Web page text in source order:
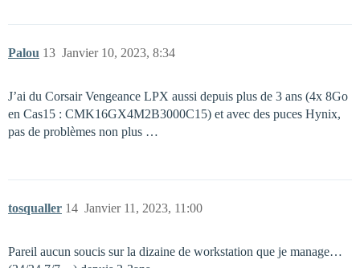
Palou Janvier 10, 2023, 8:34
13
J’ai du Corsair Vengeance LPX aussi depuis plus de 3 ans (4x 8Go
en Cas15 : CMK16GX4M2B3000C15) et avec des puces Hynix,
pas de problèmes non plus …
tosqualler Janvier 11, 2023, 11:00
14
Pareil aucun soucis sur la dizaine de workstation que je manage…